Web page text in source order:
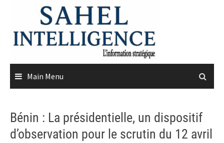
content
Main Menu
Bénin : La présidentielle, un dispositif
d’observation pour le scrutin du 12 avril